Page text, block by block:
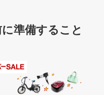
準備すること